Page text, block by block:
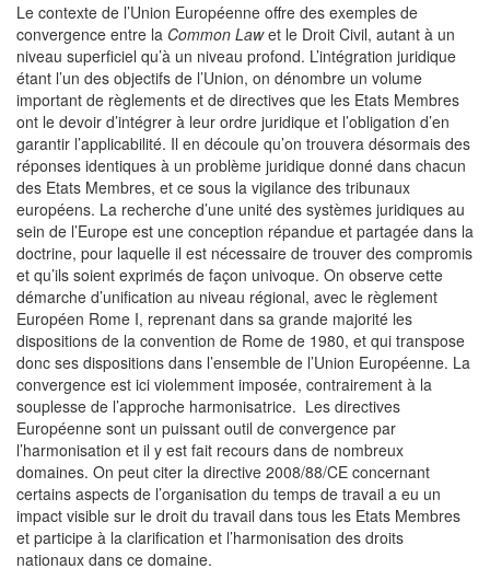
Le contexte de l’Union Européenne offre des exemples de
convergence entre la Common Lawet le Droit Civil, autant à un
niveau superficiel qu’à un niveau profond. L’intégration juridique
étant l’un des objectifs de l’Union, on dénombre un volume
important de règlements et de directives que les Etats Membres
ont le devoir d’intégrer à leur ordre juridique et l’obligation d’en
garantir l’applicabilité. Il en découle qu’on trouvera désormais des
réponses identiques à un problème juridique donné dans chacun
des Etats Membres, et ce sous la vigilance des tribunaux
européens. La recherche d’une unité des systèmes juridiques au
sein de l’Europe est une conception répandue et partagée dans la
doctrine, pour laquelle il est nécessaire de trouver des compromis
et qu’ils soient exprimés de façon univoque. On observe cette
démarche d’unification au niveau régional, avec le règlement
Européen Rome I, reprenant dans sa grande majorité les
dispositions de la convention de Rome de 1980, et qui transpose
donc ses dispositions dans l’ensemble de l’Union Européenne. La
convergence est ici violemment imposée, contrairement à la
souplesse de l’approche harmonisatrice. Les directives
Européenne sont un puissant outil de convergence par
l’harmonisation et il y est fait recours dans de nombreux
domaines. On peut citer la directive 2008/88/CE concernant
certains aspects de l’organisation du temps de travail a eu un
impact visible sur le droit du travail dans tous les Etats Membres
et participe à la clarification et l’harmonisation des droits
nationaux dans ce domaine.